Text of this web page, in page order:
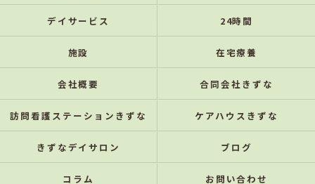
デイサービス 24時間
施設 在宅療養
会社概要 合同会社きずな
訪問看護ステーションきずな ケアハウスきずな
きずなデイサロン ブログ
コラム お問い合わせ